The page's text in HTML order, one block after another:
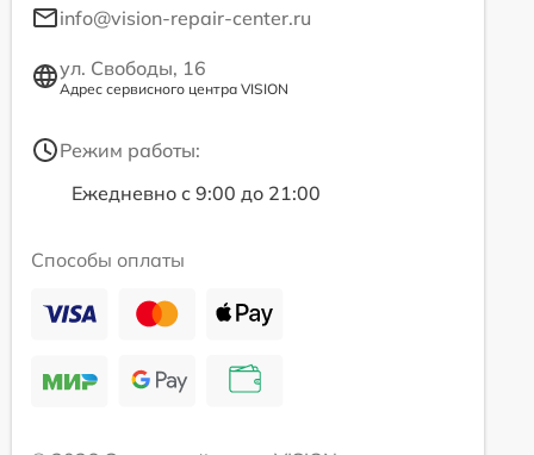
info@vision-repair-center.ru
ул. Свободы, 16
Адрес сервисного центра VISION
Режим работы:
Ежедневно с 9:00 до 21:00
Способы оплаты